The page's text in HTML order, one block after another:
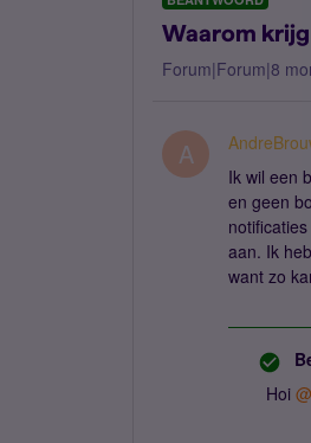
Waarom
Forum|Forum|8
A
Ik wil een
en geen
aan. Ik
want zo
Hoi ​